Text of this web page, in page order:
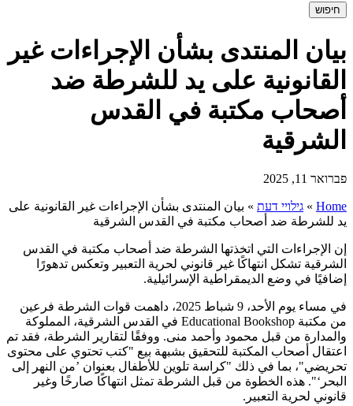
חיפוש
بيان المنتدى بشأن الإجراءات غير
القانونية على يد للشرطة ضد
أصحاب مكتبة في القدس
الشرقية
פברואר 11, 2025
Home
» גילויי דעת » بيان المنتدى بشأن الإجراءات غير القانونية على
يد للشرطة ضد أصحاب مكتبة في القدس الشرقية
إن الإجراءات التي اتخذتها الشرطة ضد أصحاب مكتبة في القدس
الشرقية تشكل انتهاكًا غير قانوني لحرية التعبير وتعكس تدهورًا
إضافيًا في وضع الديمقراطية الإسرائيلية.
في مساء يوم الأحد، 9 شباط 2025، داهمت قوات الشرطة فرعين
من مكتبة Educational Bookshop في القدس الشرقية، المملوكة
والمدارة من قبل محمود وأحمد منى. ووفقًا لتقارير الشرطة، فقد تم
اعتقال أصحاب المكتبة للتحقيق بشبهة بيع "كتب تحتوي على محتوى
تحريضي"، بما في ذلك "كراسة تلوين للأطفال بعنوان ’من النهر إلى
البحر‘". هذه الخطوة من قبل الشرطة تمثل انتهاكًا صارخًا وغير
قانوني لحرية التعبير.